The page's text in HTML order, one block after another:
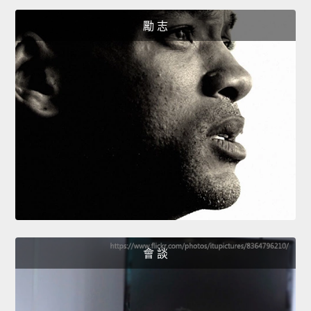
勵 志
會 談